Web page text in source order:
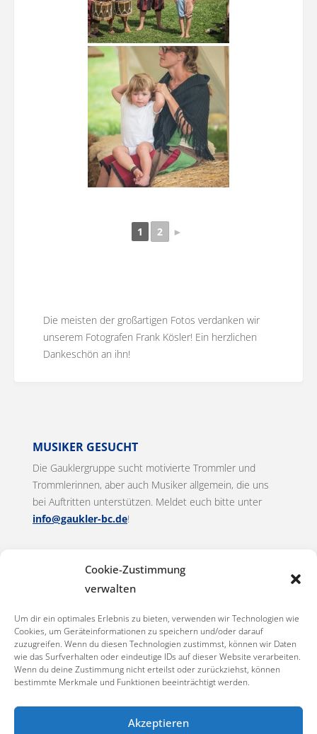
Cookie-Zustimmung
verwalten
Um dir ein optimales Erlebnis zu bieten, verwenden wir Technologien wie
Cookies, um Geräteinformationen zu speichern und/oder darauf
zuzugreifen. Wenn du diesen Technologien zustimmst, können wir Daten
wie das Surfverhalten oder eindeutige IDs auf dieser Website verarbeiten.
Wenn du deine Zustimmung nicht erteilst oder zurückziehst, können
bestimmte Merkmale und Funktionen beeinträchtigt werden.
Akzeptieren
1 2 ►
Die meisten der großartigen Fotos verdanken wir
unserem Fotografen Frank Kösler! Ein herzlichen
Dankeschön an ihn!
MUSIKER GESUCHT
Die Gauklergruppe sucht motivierte Trommler und
Trommlerinnen, aber auch Musiker allgemein, die uns
bei Auftritten unterstützen. Meldet euch bitte unter
info@gaukler-bc.de!
D‘ Gaukler Biberach
Ansprechpartner:
Mail: info@gaukler-bc.de
D'Gaukler auf Facebook